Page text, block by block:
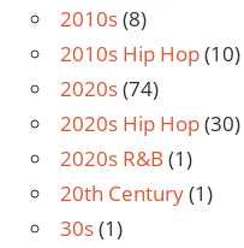
2010s(8)
2010s Hip Hop(10)
2020s(74)
2020s Hip Hop(30)
2020s R&B (1)
20th Century(1)
30s(1)